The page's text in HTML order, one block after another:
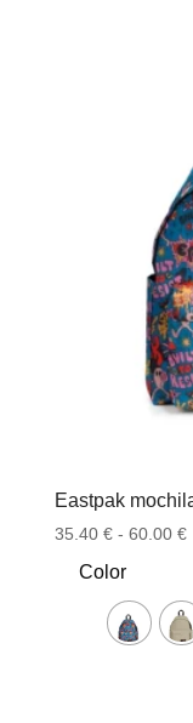
Eastpak
35.40 € - 60.00 €
Color